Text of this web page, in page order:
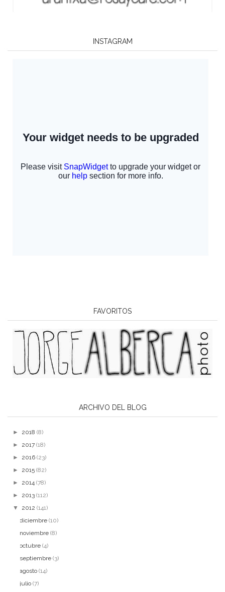
INSTAGRAM
FAVORITOS
ARCHIVO DEL BLOG
► 2018 (8)
► 2017 (18)
► 2016 (23)
► 2015 (82)
► 2014 (78)
► 2013 (112)
▼ 2012 (141)
diciembre(10)
noviembre(8)
octubre(4)
septiembre(3)
agosto(14)
julio(7)